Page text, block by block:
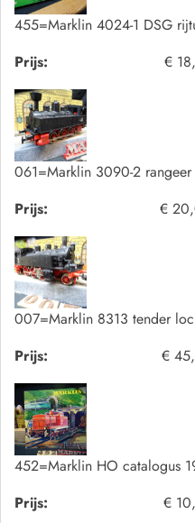
455=Marklin 4024-1 DSG
Prijs:
€
061=Marklin 3090-2
Prijs:
€
007=Marklin 8313 tender
Prijs:
€
452=Marklin HO catalogus
Prijs:
€